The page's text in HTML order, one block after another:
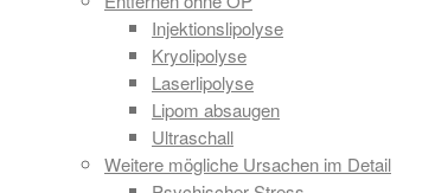
Injektionslipolyse
Kryolipolyse
Laserlipolyse
Lipom absaugen
Ultraschall
Weitere mögliche Ursachen im Detail